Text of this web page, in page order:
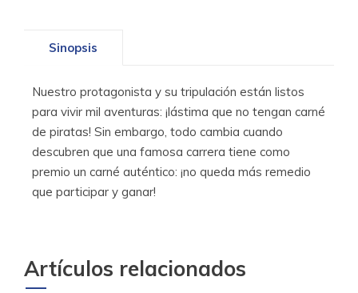
Sinopsis
Nuestro protagonista y su tripulación están listos
para vivir mil aventuras: ¡lástima que no tengan carné
de piratas! Sin embargo, todo cambia cuando
descubren que una famosa carrera tiene como
premio un carné auténtico: ¡no queda más remedio
que participar y ganar!
Artículos relacionados